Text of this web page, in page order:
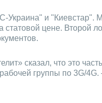
Украина" и
цене. Второй
сказал, что это часть
группы по 3G/4G.